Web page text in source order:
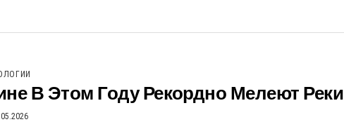
В Этом Году Рекордно Мелеют Реки